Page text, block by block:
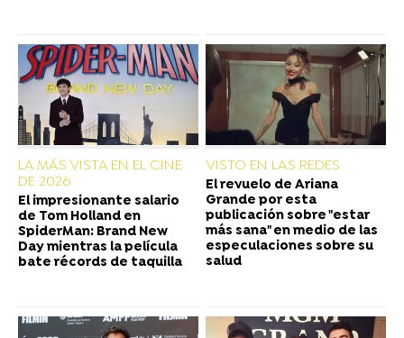
LA MÁS VISTA EN EL CINE
DE 2026
El impresionante salario
de Tom Holland en
SpiderMan: Brand New
Day mientras la película
bate récords de taquilla
VISTO EN LAS REDES
El revuelo de Ariana
Grande por esta
publicación sobre "estar
más sana" en medio de las
especulaciones sobre su
salud